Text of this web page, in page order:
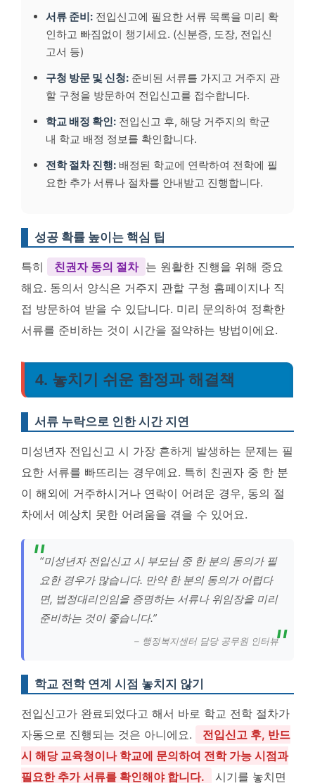
서류 준비: 전입신고에 필요한 서류 목록을 미리 확
인하고 빠짐없이 챙기세요. (신분증, 도장, 전입신
고서 등)
구청 방문 및 신청: 준비된 서류를 가지고 거주지 관
할 구청을 방문하여 전입신고를 접수합니다.
학교 배정 확인: 전입신고 후, 해당 거주지의 학군
내 학교 배정 정보를 확인합니다.
전학 절차 진행: 배정된 학교에 연락하여 전학에 필
요한 추가 서류나 절차를 안내받고 진행합니다.
성공 확률 높이는 핵심 팁
특히 친권자 동의 절차 는 원활한 진행을 위해 중요
해요. 동의서 양식은 거주지 관할 구청 홈페이지나 직
접 방문하여 받을 수 있답니다. 미리 문의하여 정확한
서류를 준비하는 것이 시간을 절약하는 방법이에요.
4. 놓치기 쉬운 함정과 해결책
서류 누락으로 인한 시간 지연
미성년자 전입신고 시 가장 흔하게 발생하는 문제는 필
요한 서류를 빠뜨리는 경우예요. 특히 친권자 중 한 분
이 해외에 거주하시거나 연락이 어려운 경우, 동의 절
차에서 예상치 못한 어려움을 겪을 수 있어요.
“미성년자 전입신고 시 부모님 중 한 분의 동의가 필
요한 경우가 많습니다. 만약 한 분의 동의가 어렵다
면, 법정대리인임을 증명하는 서류나 위임장을 미리
준비하는 것이 좋습니다.”
– 행정복지센터 담당 공무원 인터뷰
학교 전학 연계 시점 놓치지 않기
전입신고가 완료되었다고 해서 바로 학교 전학 절차가
자동으로 진행되는 것은 아니에요.
전입신고 후, 반드
시 해당 교육청이나 학교에 문의하여 전학 가능 시점과
필요한 추가 서류를 확인해야 합니다.
시기를 놓치면